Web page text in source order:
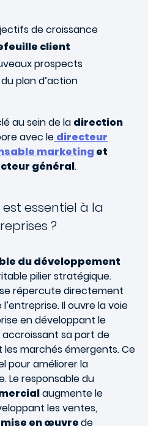
de croissance
client
prospects
du plan d’action
au sein de la direction
avec le directeur
marketing et
général.
essentiel à la
?
du développement
pilier stratégique.
répercute directement
Il ouvre la voie
en développant le
accroissant sa part de
marchés émergents. Ce
pour améliorer la
Le responsable du
augmente le
les ventes,
mise en œuvrede